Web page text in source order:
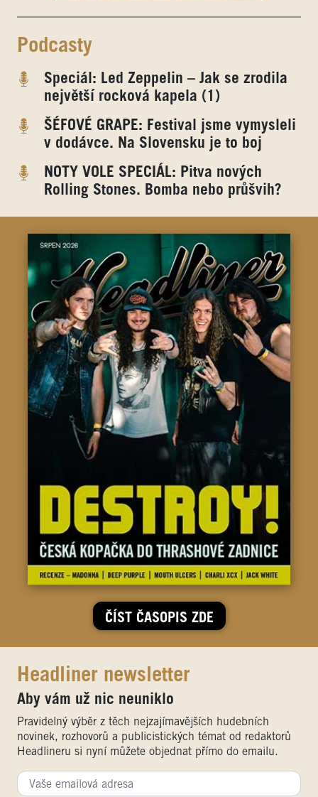
Podcasty
Speciál: Led Zeppelin – Jak se zrodila
největší rocková kapela (1)
ŠÉFOVÉ GRAPE: Festival jsme vymysleli
v dodávce. Na Slovensku je to boj
NOTY VOLE SPECIÁL: Pitva nových
Rolling Stones. Bomba nebo průšvih?
ČÍST ČASOPIS ZDE
Headliner newsletter
Aby vám už nic neuniklo
Pravidelný výběr z těch nejzajímavějších hudebních
novinek, rozhovorů a publicistických témat od redaktorů
Headlineru si nyní můžete objednat přímo do emailu.